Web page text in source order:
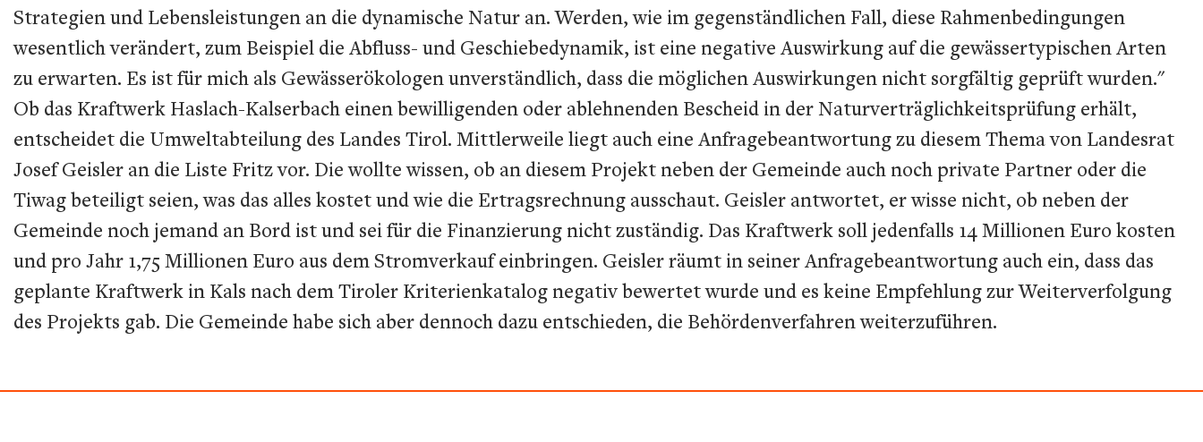
Strategien und Lebensleistungen an die dynamische Natur an. Werden, wie im gegenständlichen Fall, diese Rahmenbedingungen
wesentlich verändert, zum Beispiel die Abfluss- und Geschiebedynamik, ist eine negative Auswirkung auf die gewässertypischen Arten
zu erwarten. Es ist für mich als Gewässerökologen unverständlich, dass die möglichen Auswirkungen nicht sorgfältig geprüft wurden."
Ob das Kraftwerk Haslach-Kalserbach einen bewilligenden oder ablehnenden Bescheid in der Naturverträglichkeitsprüfung erhält,
entscheidet die Umweltabteilung des Landes Tirol. Mittlerweile liegt auch eine Anfragebeantwortung zu diesem Thema von Landesrat
Josef Geisler an die Liste Fritz vor. Die wollte wissen, ob an diesem Projekt neben der Gemeinde auch noch private Partner oder die
Tiwag beteiligt seien, was das alles kostet und wie die Ertragsrechnung ausschaut. Geisler antwortet, er wisse nicht, ob neben der
Gemeinde noch jemand an Bord ist und sei für die Finanzierung nicht zuständig. Das Kraftwerk soll jedenfalls 14 Millionen Euro kosten
und pro Jahr 1,75 Millionen Euro aus dem Stromverkauf einbringen. Geisler räumt in seiner Anfragebeantwortung auch ein, dass das
geplante Kraftwerk in Kals nach dem Tiroler Kriterienkatalog negativ bewertet wurde und es keine Empfehlung zur Weiterverfolgung
des Projekts gab. Die Gemeinde habe sich aber dennoch dazu entschieden, die Behördenverfahren weiterzuführen.